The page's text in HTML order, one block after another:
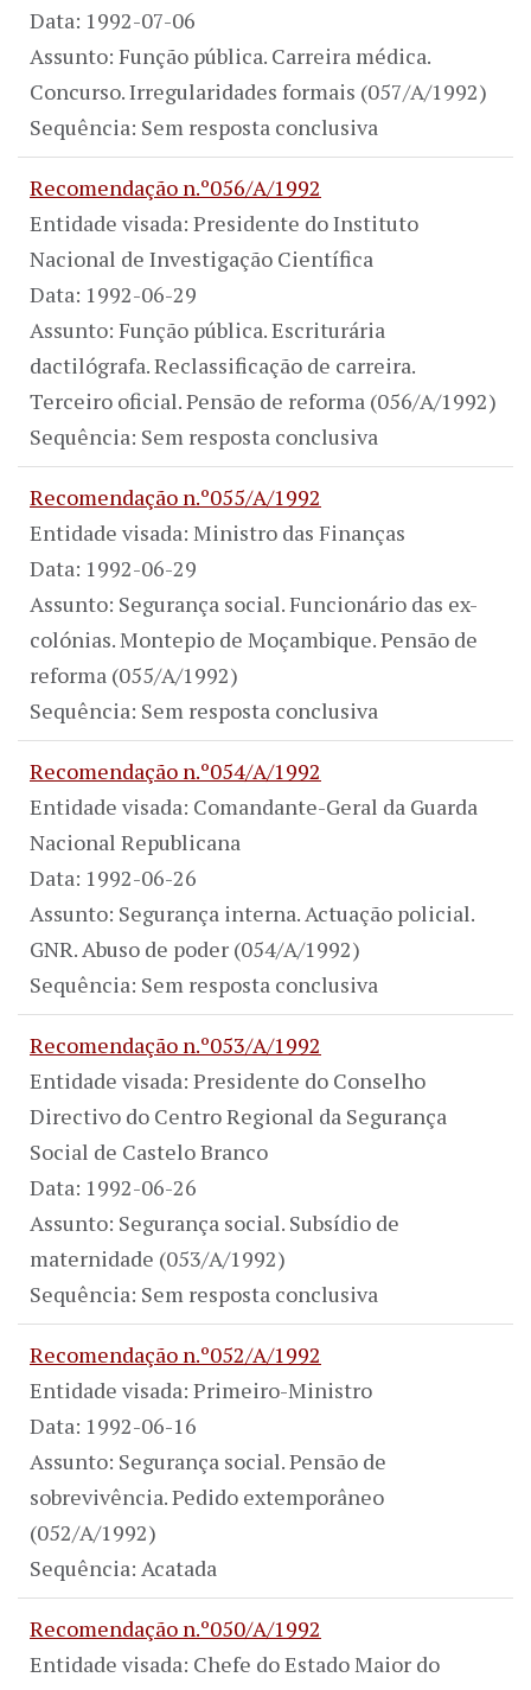
Data: 1992-07-06
Assunto: Função pública. Carreira médica.
Concurso. Irregularidades formais (057/A/1992)
Sequência: Sem resposta conclusiva
Recomendação n.º056/A/1992
Entidade visada: Presidente do Instituto
Nacional de Investigação Científica
Data: 1992-06-29
Assunto: Função pública. Escriturária
dactilógrafa. Reclassificação de carreira.
Terceiro oficial. Pensão de reforma (056/A/1992)
Sequência: Sem resposta conclusiva
Recomendação n.º055/A/1992
Entidade visada: Ministro das Finanças
Data: 1992-06-29
Assunto: Segurança social. Funcionário das ex-
colónias. Montepio de Moçambique. Pensão de
reforma (055/A/1992)
Sequência: Sem resposta conclusiva
Recomendação n.º054/A/1992
Entidade visada: Comandante-Geral da Guarda
Nacional Republicana
Data: 1992-06-26
Assunto: Segurança interna. Actuação policial.
GNR. Abuso de poder (054/A/1992)
Sequência: Sem resposta conclusiva
Recomendação n.º053/A/1992
Entidade visada: Presidente do Conselho
Directivo do Centro Regional da Segurança
Social de Castelo Branco
Data: 1992-06-26
Assunto: Segurança social. Subsídio de
maternidade (053/A/1992)
Sequência: Sem resposta conclusiva
Recomendação n.º052/A/1992
Entidade visada: Primeiro-Ministro
Data: 1992-06-16
Assunto: Segurança social. Pensão de
sobrevivência. Pedido extemporâneo
(052/A/1992)
Sequência: Acatada
Recomendação n.º050/A/1992
Entidade visada: Chefe do Estado Maior do